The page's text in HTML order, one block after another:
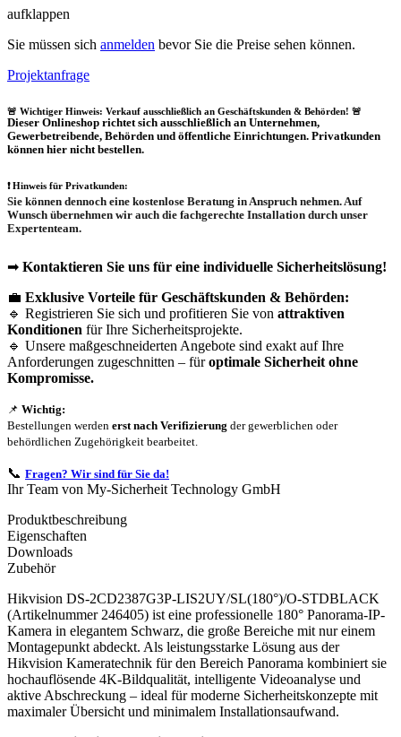
aufklappen
Sie müssen sich anmelden bevor Sie die Preise sehen können.
Projektanfrage
🚨 Wichtiger Hinweis: Verkauf ausschließlich an Geschäftskunden & Behörden! 🚨
Dieser Onlineshop richtet sich ausschließlich an Unternehmen,
Gewerbetreibende, Behörden und öffentliche Einrichtungen. Privatkunden
können hier nicht bestellen.
❗Hinweis für Privatkunden:
Sie können dennoch eine kostenlose Beratung in Anspruch nehmen. Auf
Wunsch übernehmen wir auch die fachgerechte Installation durch unser
Expertenteam.
➡ Kontaktieren Sie uns für eine individuelle Sicherheitslösung!
💼 Exklusive Vorteile für Geschäftskunden & Behörden:
🔹 Registrieren Sie sich und profitieren Sie von attraktiven
Konditionen für Ihre Sicherheitsprojekte.
🔹 Unsere maßgeschneiderten Angebote sind exakt auf Ihre
Anforderungen zugeschnitten – füroptimale Sicherheit ohne
Kompromisse.
📌 Wichtig:
Bestellungen werden erst nach Verifizierung der gewerblichen oder
behördlichen Zugehörigkeit bearbeitet.
📞 Fragen? Wir sind für Sie da!
Ihr Team von My-Sicherheit Technology GmbH
Produktbeschreibung
Eigenschaften
Downloads
Zubehör
Hikvision DS-2CD2387G3P-LIS2UY/SL(180°)/O-STDBLACK
(Artikelnummer 246405) ist eine professionelle 180° Panorama-IP-
Kamera in elegantem Schwarz, die große Bereiche mit nur einem
Montagepunkt abdeckt. Als leistungsstarke Lösung aus der
Hikvision Kameratechnik für den Bereich Panorama kombiniert sie
hochauflösende 4K-Bildqualität, intelligente Videoanalyse und
aktive Abschreckung – ideal für moderne Sicherheitskonzepte mit
maximaler Übersicht und minimalem Installationsaufwand.